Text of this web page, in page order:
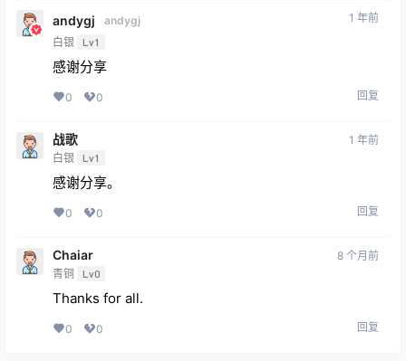
andygj
andygj
白银
Lv1
1 年前
感谢分享
0 0 回复
战歌
白银 Lv1
1 年前
感谢分享。
0 0 回复
Chaiar
青铜 Lv0
8 个月前
Thanks for all.
0 0 回复